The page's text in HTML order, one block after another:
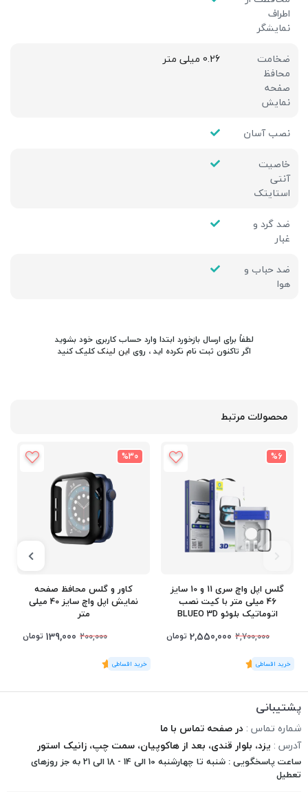
اطراف
نمایشگر
ضخامت
محافظ
صفحه
نمایش
0.26 میلی متر
نصب آسان
خاصیت
آنتی
استایتک
ضد گرد و
غبار
ضد حباب و
هوا
لطفاً برای ارسال بازخورد ابتدا وارد حساب کاربری خود بشوید
اگر تاکنون ثبت نام نکرده اید ، روی این لینک کلیک کنید
محصولات مرتبط
%6
گلس اپل واچ سری 11 و 10 سایز
46 میلی متر با کیت نصب
اتوماتیک بلوئو BLUEO 3D
2,700,000
2,550,000 تومان
(1رای)
5
%30
کاور و گلس محافظ صفحه
نمایش اپل واچ سایز 40 میلی
متر
200,000
139,000 تومان
(1رای)
5
پشتیبانی
شماره تماس : در صفحه تماس با ما
آدرس : یزد، بلوار قندی، بعد از هاکوپیان، سمت چپ، زانیک استور
ساعت پاسخگویی : شنبه تا چهارشنبه 10 الی 14 - 18 الی 21 به جز روزهای
تعطیل